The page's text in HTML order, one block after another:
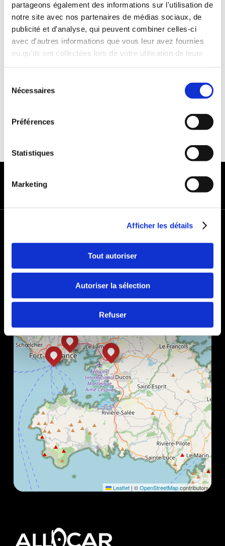
partageons également des informations sur l'utilisation de
notre site avec nos partenaires de médias sociaux, de
publicité et d'analyse, qui peuvent combiner celles-ci
avec d'autres informations que vous leur avez fournies
ou qu'ils ont collectées lors de votre utilisation de leurs
Nécessaires
Préférences
Statistiques
Marketing
Afficher les détails
Tout autoriser
Autoriser la sélection
Refuser
Années de permis :2 ans
ASSURANCE
Franchise : 1000 €
Caution :1000 €
−
Leaflet | ©OpenStreetMapcontributors